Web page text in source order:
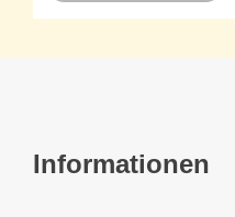
Informationen